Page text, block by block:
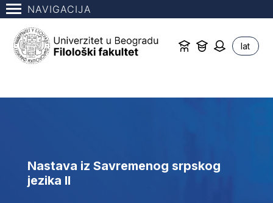
NAVIGACIJA
lat
Nastava iz Savremenog srpskog
jezika II